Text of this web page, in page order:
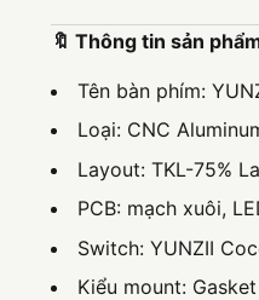
🔖 Thông tin sản
Tên bàn phím:
Loại: CNC
Layout: TKL-75%
PCB: mạch xuôi,
Switch: YUNZII
Kiểu mount: